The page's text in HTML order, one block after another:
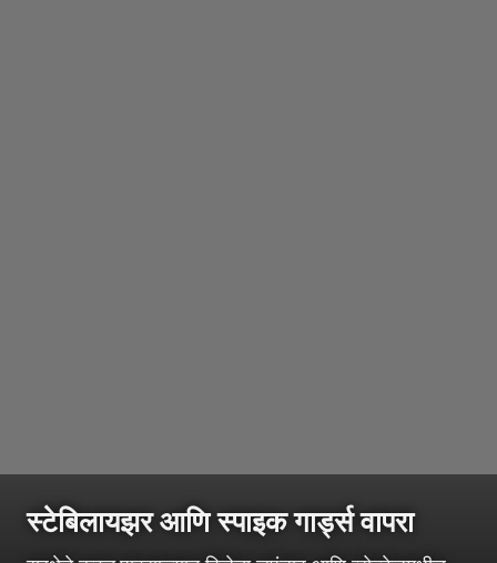
स्टेबिलायझर आणि स्पाइक गार्ड्स वापरा